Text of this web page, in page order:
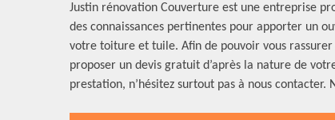
Justin rénovation Couverture est une entreprise
des connaissances pertinentes pour apporter un
votre toiture et tuile. Afin de pouvoir vous
proposer un devis gratuit d’après la nature de
prestation, n’hésitez surtout pas à nous contacter.